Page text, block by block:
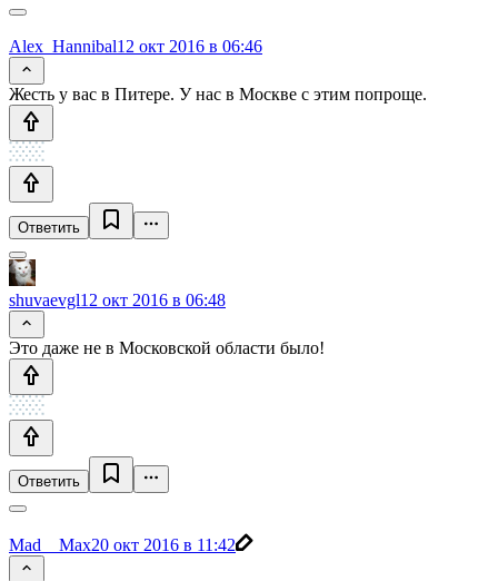
Alex_Hannibal12 окт 2016 в 06:46
Жесть у вас в Питере. У нас в Москве с этим попроще.
Ответить
shuvaevgl12 окт 2016 в 06:48
Это даже не в Московской области было!
Ответить
Mad__Max20 окт 2016 в 11:42